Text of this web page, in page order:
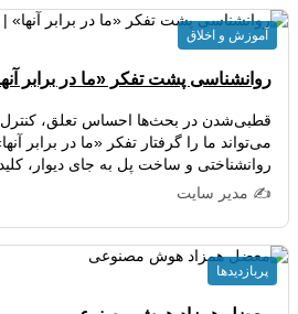
روانشناسی پشت تفکر «ما در برابر
قطبی‌شدن در بحث‌ها احساس تعلق، کنترل و
می‌تواند ما را گرفتار تفکر «ما در برابر
روانشناختی و ساخت پل به جای دیوار،
✍️ مدیر سایت
آموزش و اخلاق
پربازدیدها